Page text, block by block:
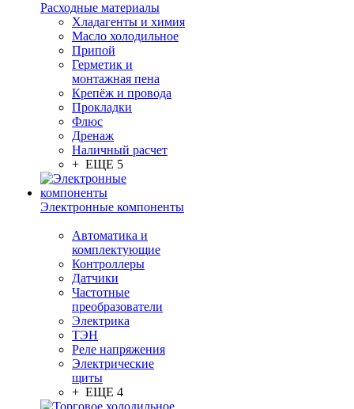
Расходные материалы
Хладагенты и химия
Масло холодильное
Припой
Герметик и
монтажная пена
Крепёж и провода
Прокладки
Флюс
Дренаж
Наличный расчет
+ ЕЩЕ 5
Электронные компоненты
Автоматика и
комплектующие
Контроллеры
Датчики
Частотные
преобразователи
Электрика
ТЭН
Реле напряжения
Электрические
щиты
+ ЕЩЕ 4